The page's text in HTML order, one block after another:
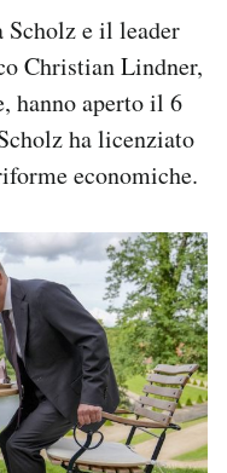
e il leader
Christian Lindner,
hanno aperto il 6
ha licenziato
economiche.